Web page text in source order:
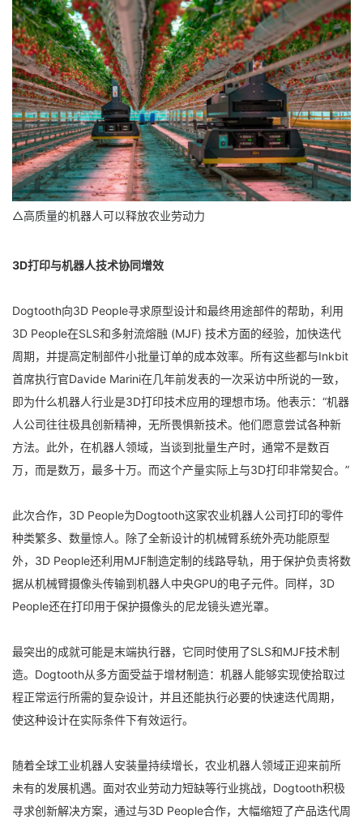
△高质量的机器人可以释放农业劳动力
3D打印与机器人技术协同增效
Dogtooth向3D People寻求原型设计和最终用途部件的帮助，利用
3D People在SLS和多射流熔融 (MJF) 技术方面的经验，加快迭代
周期，并提高定制部件小批量订单的成本效率。所有这些都与Inkbit
首席执行官Davide Marini在几年前发表的一次采访中所说的一致，
即为什么机器人行业是3D打印技术应用的理想市场。他表示：“机器
人公司往往极具创新精神，无所畏惧新技术。他们愿意尝试各种新
方法。此外，在机器人领域，当谈到批量生产时，通常不是数百
万，而是数万，最多十万。而这个产量实际上与3D打印非常契合。”
此次合作，3D People为Dogtooth这家农业机器人公司打印的零件
种类繁多、数量惊人。除了全新设计的机械臂系统外壳功能原型
外，3D People还利用MJF制造定制的线路导轨，用于保护负责将数
据从机械臂摄像头传输到机器人中央GPU的电子元件。同样，3D
People还在打印用于保护摄像头的尼龙镜头遮光罩。
最突出的成就可能是末端执行器，它同时使用了SLS和MJF技术制
造。Dogtooth从多方面受益于增材制造：机器人能够实现使拾取过
程正常运行所需的复杂设计，并且还能执行必要的快速迭代周期，
使这种设计在实际条件下有效运行。
随着全球工业机器人安装量持续增长，农业机器人领域正迎来前所
未有的发展机遇。面对农业劳动力短缺等行业挑战，Dogtooth积极
寻求创新解决方案，通过与3D People合作，大幅缩短了产品迭代周